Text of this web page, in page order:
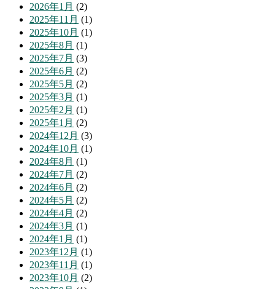
2026年1月 (2)
2025年11月 (1)
2025年10月 (1)
2025年8月 (1)
2025年7月 (3)
2025年6月 (2)
2025年5月 (2)
2025年3月 (1)
2025年2月 (1)
2025年1月 (2)
2024年12月 (3)
2024年10月 (1)
2024年8月 (1)
2024年7月 (2)
2024年6月 (2)
2024年5月 (2)
2024年4月 (2)
2024年3月 (1)
2024年1月 (1)
2023年12月 (1)
2023年11月 (1)
2023年10月 (2)